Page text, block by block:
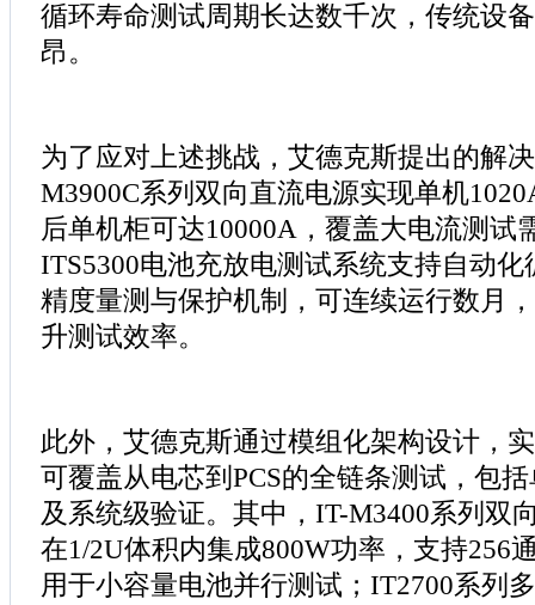
循环寿命测试周期长达数千次，传统设
昂。
为了应对上述挑战，艾德克斯提出的解
M3900C系列双向直流电源实现单机
后单机柜可达10000A，覆盖大电流测试
ITS5300电池充放电测试系统支持自动
精度量测与保护机制，可连续运行数月
升测试效率。
此外，艾德克斯通过模组化架构设计，
可覆盖从电芯到PCS的全链条测试，包
及系统级验证。其中，IT-M3400系列双
在1/2U体积内集成800W功率，支持256
用于小容量电池并行测试；IT2700系列